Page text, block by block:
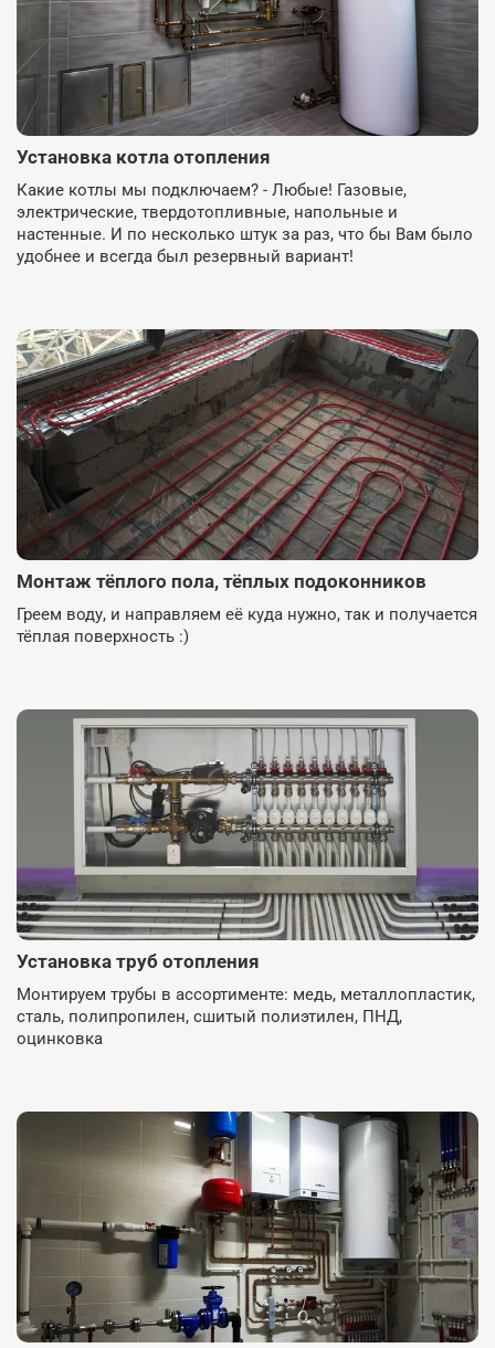
Установка котла отопления
Какие котлы мы подключаем? - Любые! Газовые,
электрические, твердотопливные, напольные и
настенные. И по несколько штук за раз, что бы Вам было
удобнее и всегда был резервный вариант!
Монтаж тёплого пола, тёплых подоконников
Греем воду, и направляем её куда нужно, так и получается
тёплая поверхность :)
Установка труб отопления
Монтируем трубы в ассортименте: медь, металлопластик,
сталь, полипропилен, сшитый полиэтилен, ПНД,
оцинковка